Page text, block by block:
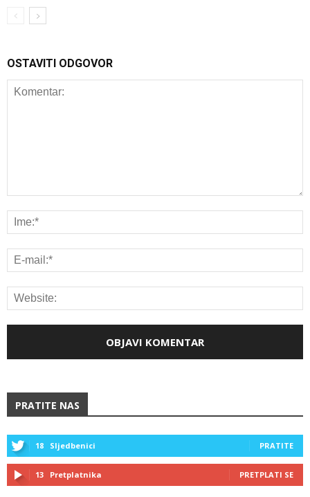
OSTAVITI ODGOVOR
PRATITE NAS
18 Sljedbenici PRATITE
13 Pretplatnika PRETPLATI SE